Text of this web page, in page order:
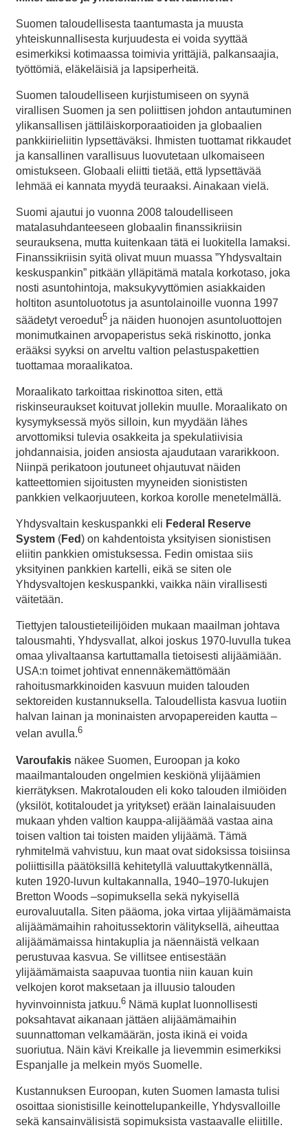
Suomen taloudellisesta taantumasta ja muusta
yhteiskunnallisesta kurjuudesta ei voida syyttää
esimerkiksi kotimaassa toimivia yrittäjiä, palkansaajia,
työttömiä, eläkeläisiä ja lapsiperheitä.
Suomen taloudelliseen kurjistumiseen on syynä
virallisen Suomen ja sen poliittisen johdon antautuminen
ylikansallisen jättiläiskorporaatioiden ja globaalien
pankkiirieliitin lypsettäväksi. Ihmisten tuottamat rikkaudet
ja kansallinen varallisuus luovutetaan ulkomaiseen
omistukseen. Globaali eliitti tietää, että lypsettävää
lehmää ei kannata myydä teuraaksi. Ainakaan vielä.
Suomi ajautui jo vuonna 2008 taloudelliseen
matalasuhdanteeseen globaalin finanssikriisin
seurauksena, mutta kuitenkaan tätä ei luokitella lamaksi.
Finanssikriisin syitä olivat muun muassa ”Yhdysvaltain
keskuspankin” pitkään ylläpitämä matala korkotaso, joka
nosti asuntohintoja, maksukyvyttömien asiakkaiden
holtiton asuntoluototus ja asuntolainoille vuonna 1997
säädetyt veroedut5 ja näiden huonojen asuntoluottojen
monimutkainen arvopaperistus sekä riskinotto, jonka
erääksi syyksi on arveltu valtion pelastuspakettien
tuottamaa moraalikatoa.
Moraalikato tarkoittaa riskinottoa siten, että
riskinseuraukset koituvat jollekin muulle. Moraalikato on
kysymyksessä myös silloin, kun myydään lähes
arvottomiksi tulevia osakkeita ja spekulatiivisia
johdannaisia, joiden ansiosta ajaudutaan vararikkoon.
Niinpä perikatoon joutuneet ohjautuvat näiden
katteettomien sijoitusten myyneiden sionististen
pankkien velkaorjuuteen, korkoa korolle menetelmällä.
Yhdysvaltain keskuspankki eli Federal Reserve
System (Fed ) on kahdentoista yksityisen sionistisen
eliitin pankkien omistuksessa. Fedin omistaa siis
yksityinen pankkien kartelli, eikä se siten ole
Yhdysvaltojen keskuspankki, vaikka näin virallisesti
väitetään.
Tiettyjen taloustieteilijöiden mukaan maailman johtava
talousmahti, Yhdysvallat, alkoi joskus 1970-luvulla tukea
omaa ylivaltaansa kartuttamalla tietoisesti alijäämiään.
USA:n toimet johtivat ennennäkemättömään
rahoitusmarkkinoiden kasvuun muiden talouden
sektoreiden kustannuksella. Taloudellista kasvua luotiin
halvan lainan ja moninaisten arvopapereiden kautta –
velan avulla.6
Varoufakis näkee Suomen, Euroopan ja koko
maailmantalouden ongelmien keskiönä ylijäämien
kierrätyksen. Makrotalouden eli koko talouden ilmiöiden
(yksilöt, kotitaloudet ja yritykset) erään lainalaisuuden
mukaan yhden valtion kauppa-alijäämää vastaa aina
toisen valtion tai toisten maiden ylijäämä. Tämä
ryhmitelmä vahvistuu, kun maat ovat sidoksissa toisiinsa
poliittisilla päätöksillä kehitetyllä valuuttakytkennällä,
kuten 1920-luvun kultakannalla, 1940–1970-lukujen
Bretton Woods –sopimuksella sekä nykyisellä
eurovaluutalla. Siten pääoma, joka virtaa ylijäämämaista
alijäämämaihin rahoitussektorin välityksellä, aiheuttaa
alijäämämaissa hintakuplia ja näennäistä velkaan
perustuvaa kasvua. Se villitsee entisestään
ylijäämämaista saapuvaa tuontia niin kauan kuin
velkojen korot maksetaan ja illuusio talouden
hyvinvoinnista jatkuu.6 Nämä kuplat luonnollisesti
poksahtavat aikanaan jättäen alijäämämaihin
suunnattoman velkamäärän, josta ikinä ei voida
suoriutua. Näin kävi Kreikalle ja lievemmin esimerkiksi
Espanjalle ja melkein myös Suomelle.
Kustannuksen Euroopan, kuten Suomen lamasta tulisi
osoittaa sionistisille keinottelupankeille, Yhdysvalloille
sekä kansainvälisistä sopimuksista vastaavalle eliitille.